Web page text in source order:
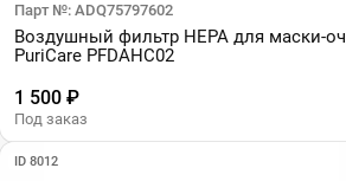
Парт №: ADQ75797602
Воздушный фильтр HEPA для маски-
PuriCare PFDAHC02
1 500 ₽
Под заказ
ID 8012